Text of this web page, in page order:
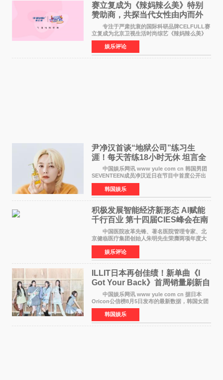
赛立复成为《辣妈辣么美》特别
赞助商，共探当代女性由内而外
活力美
专注于严肃抗衰的国际科研品牌CELFULL赛
立复成为北京卫视生活时尚综艺《辣妈辣么美》
的特别赞助商,明星辣妈袁咏仪倾情参与，向广大
都市女性传递健康生活新主张，寄语当代女性在
家庭与自我之间
娱乐评论
尹净汉首谈“地狱公司”练习生
涯！每天苦练18小时无休 坦言全
靠成员撑过来
中国娱乐网讯 www yule com cn 韩国男团
SEVENTEEN成员净汉近日在节目中首度公开出
道前的残酷练习生经历，并提及经纪公司Pledis
娱乐，引发广泛关注。 在8月2日播出的日本
TBS综艺节目《周
韩国娱乐
积极发展智能经济新形态 Al赋能
千行百业 第十四届CIES峰会在南
京盛大召开
中国医院改革先锋、著名医院管理专家、北
京健临医疗集团创始人朱明先生荣膺两项年度大
奖 2026年7月31日，盛夏金陵，长江之畔，
以重落地·真务实·强链接为主题的2026&lsquo;人
工智能+&rsquo
娱乐评论
ILLIT日本再创佳绩！新单曲《I
Got Your Back》首周销量刷新自
身纪录
中国娱乐网讯 www yule com cn 据日本
Oricon公信榜8月5日发布的最新数据，韩国女团
ILLIT在日本发行的第二张单曲《I Got Your
Back》首周销量达到71,009张，成功跻身最新一
期周单曲排行
韩国娱乐